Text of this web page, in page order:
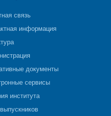
связь
информация
документы
сервисы
института